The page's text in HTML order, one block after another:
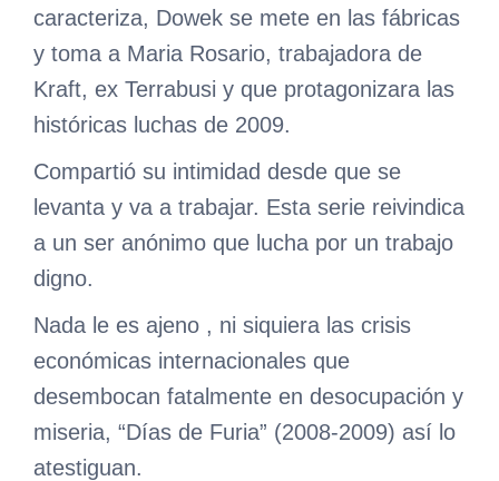
caracteriza, Dowek se mete en las fábricas
y toma a Maria Rosario, trabajadora de
Kraft, ex Terrabusi y que protagonizara las
históricas luchas de 2009.
Compartió su intimidad desde que se
levanta y va a trabajar. Esta serie reivindica
a un ser anónimo que lucha por un trabajo
digno.
Nada le es ajeno , ni siquiera las crisis
económicas internacionales que
desembocan fatalmente en desocupación y
miseria, “Días de Furia” (2008-2009) así lo
atestiguan.